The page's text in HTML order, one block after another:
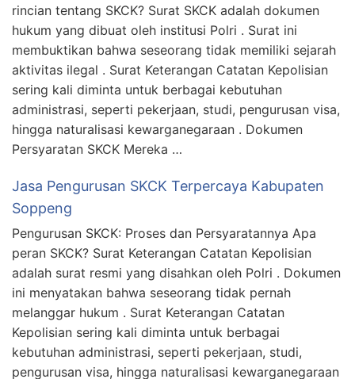
rincian tentang SKCK? Surat SKCK adalah dokumen
hukum yang dibuat oleh institusi Polri . Surat ini
membuktikan bahwa seseorang tidak memiliki sejarah
aktivitas ilegal . Surat Keterangan Catatan Kepolisian
sering kali diminta untuk berbagai kebutuhan
administrasi, seperti pekerjaan, studi, pengurusan visa,
hingga naturalisasi kewarganegaraan . Dokumen
Persyaratan SKCK Mereka …
Jasa Pengurusan SKCK Terpercaya Kabupaten
Soppeng
Pengurusan SKCK: Proses dan Persyaratannya Apa
peran SKCK? Surat Keterangan Catatan Kepolisian
adalah surat resmi yang disahkan oleh Polri . Dokumen
ini menyatakan bahwa seseorang tidak pernah
melanggar hukum . Surat Keterangan Catatan
Kepolisian sering kali diminta untuk berbagai
kebutuhan administrasi, seperti pekerjaan, studi,
pengurusan visa, hingga naturalisasi kewarganegaraan